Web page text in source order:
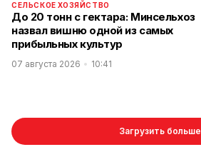
СЕЛЬСКОЕ ХОЗЯЙСТВО
До 20 тонн с гектара: Минсельхоз
назвал вишню одной из самых
прибыльных культур
07 августа 2026 10:41
Загрузить больше